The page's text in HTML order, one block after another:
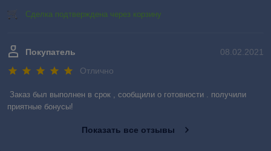
Сделка подтверждена через корзину
08.02.2021
Покупатель
Отлично
Заказ был выполнен в срок , сообщили о готовности . получили
приятные бонусы!
Показать все отзывы